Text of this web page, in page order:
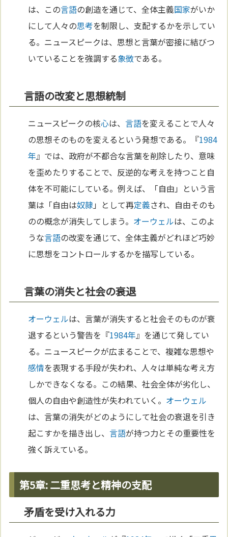
は、この言語の創造を通じて、全体主義国家がいか
にして人々の思考を制限し、支配するかを示してい
る。ニュースピークは、思想と言葉が密接に結びつ
いていることを強調する象徴である。
言語の改変と思想統制
ニュースピークの核心は、言語を変えることで人々
の思想そのものを変えるという発想である。『1984
年』では、政府が不都合な言葉を削除したり、意味
を歪めたりすることで、反逆的な考えを持つこと自
体を不可能にしている。例えば、「自由」という言
葉は「自由は奴隷 」として再定義され、自由そのも
のの概念が消失してしまう。 オーウェルは、このよ
うな言語の改変を通じて、全体主義がどれほど巧妙
に思想をコントロールするかを描写している。
言葉の消失と社会の衰退
オーウェルは、言葉が消失すると社会そのものが衰
退するという警告を『1984年』を通じて発してい
る。ニュースピークが広まることで、複雑な思想や
感情を表現する手段が失われ、人々は単純な考え方
しかできなくなる。この結果、社会全体が劣化し、
個人の自由や創造性が失われていく。 オーウェル
は、言葉の消失がどのようにして社会の衰退を引き
起こすかを描き出し、言語が持つ力とその重要性を
強く訴えている。
第5章: 二重思考と精神の支配
矛盾を受け入れる力